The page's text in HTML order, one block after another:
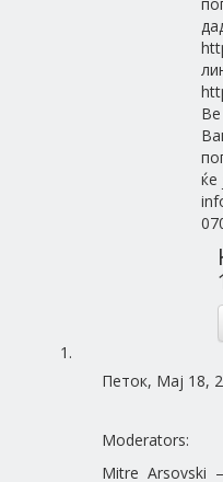
ќе
Петок, Мај 18,
Moderators:
Mitre Arsovski